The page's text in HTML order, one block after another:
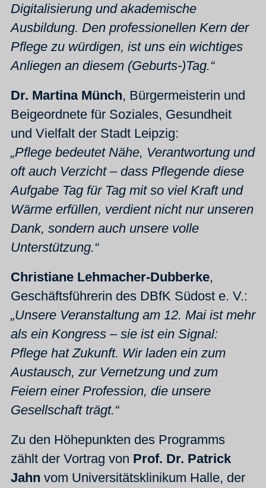
Digitalisierung und akademische
Ausbildung. Den professionellen Kern der
Pflege zu würdigen, ist uns ein wichtiges
Anliegen an diesem (Geburts-)Tag.“
Dr. Martina Münch, Bürgermeisterin und
Beigeordnete für Soziales, Gesundheit
und Vielfalt der Stadt Leipzig:
„Pflege bedeutet Nähe, Verantwortung und
oft auch Verzicht – dass Pflegende diese
Aufgabe Tag für Tag mit so viel Kraft und
Wärme erfüllen, verdient nicht nur unseren
Dank, sondern auch unsere volle
Unterstützung.“
Christiane Lehmacher-Dubberke,
Geschäftsführerin des DBfK Südost e. V.:
„Unsere Veranstaltung am 12. Mai ist mehr
als ein Kongress – sie ist ein Signal:
Pflege hat Zukunft. Wir laden ein zum
Austausch, zur Vernetzung und zum
Feiern einer Profession, die unsere
Gesellschaft trägt.“
Zu den Höhepunkten des Programms
zählt der Vortrag von Prof. Dr. Patrick
Jahn vom Universitätsklinikum Halle, der